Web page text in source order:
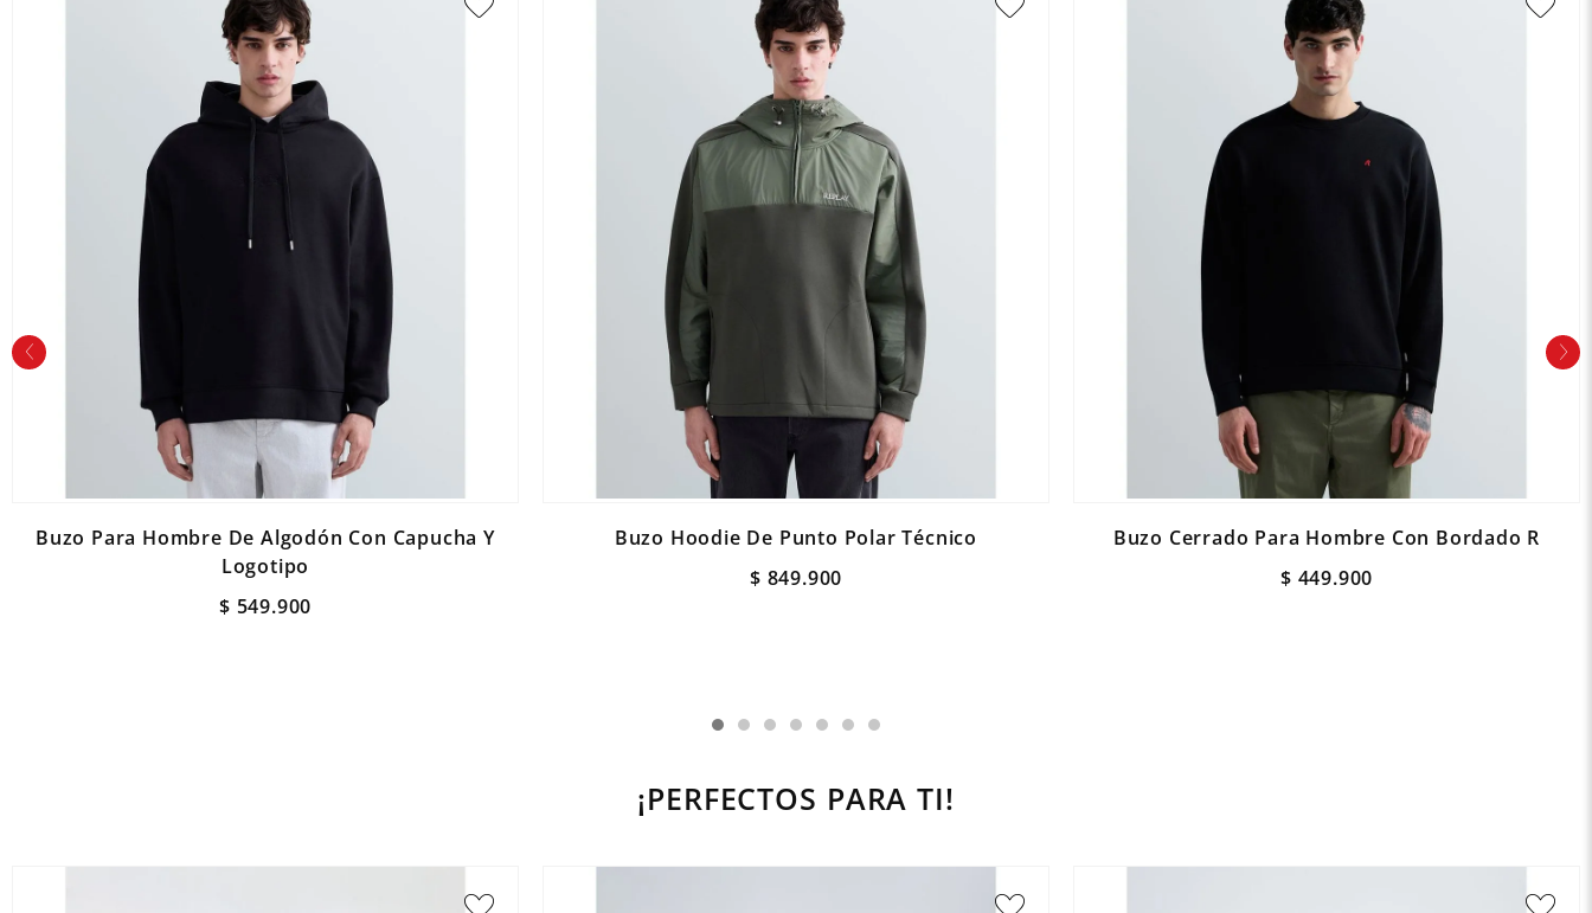
Buzo Para Hombre De Algodón Con Capucha Y
Logotipo
$ 549.900
Buzo Hoodie De Punto Polar Técnico
$ 849.900
Buzo Cerrado Para Hombre Con Bordado R
$ 449.900
¡PERFECTOS PARA TI!